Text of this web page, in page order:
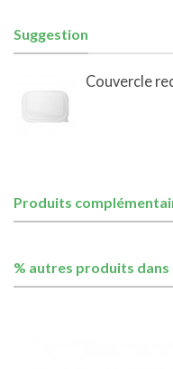
Suggestion
Couvercle
Produits
% autres produits dans